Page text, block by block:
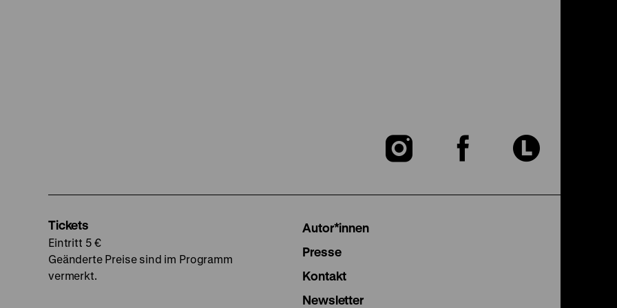
Zu
Zu
Zu
Tickets
Eintritt 5 €
Geänderte Preise sind im Programm
vermerkt.
Autor*innen
Presse
Kontakt
Newsletter